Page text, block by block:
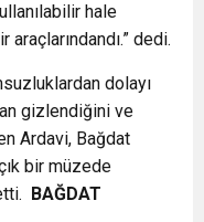
hale
dedi.
dolayı
gizlendiğini ve
Ardavi, Bağdat
bir müzede
BAĞDAT